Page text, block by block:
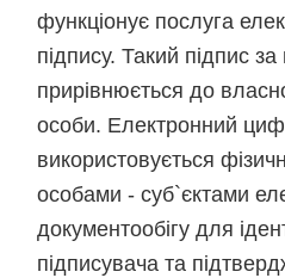
функціонує послуга
підпису. Такий підпис
прирівнюється до
особи. Електронний
використовується
особами - суб`єктами
документообігу для
підписувача та